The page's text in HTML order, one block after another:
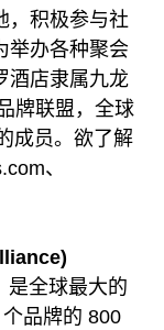
，积极参与社
举办各种聚会
酒店隶属九龙
牌联盟，全球
成员。欲了解
、
是全球最大的
品牌的 800